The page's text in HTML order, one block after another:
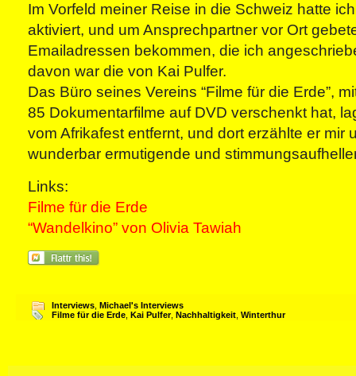
Im Vorfeld meiner Reise in die Schweiz hatte
aktiviert, und um Ansprechpartner vor Ort
Emailadressen bekommen, die ich
davon war die von Kai Pulfer.
Das Büro seines Vereins “Filme für die Erde”,
85 Dokumentarfilme auf DVD verschenkt hat,
vom Afrikafest entfernt, und dort erzählte er mir
wunderbar ermutigende und
Links:
Filme für die Erde
“Wandelkino” von Olivia Tawiah
Interviews Michael's Interviews
Filme für die Erde Kai Pulfer, Nachhaltigkeit Winterthur